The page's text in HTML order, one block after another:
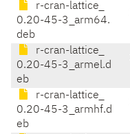
r-cran-lattice_
0.20-45-3_arm64.
deb
r-cran-lattice_
0.20-45-3_armel.d
eb
r-cran-lattice_
0.20-45-3_armhf.d
eb